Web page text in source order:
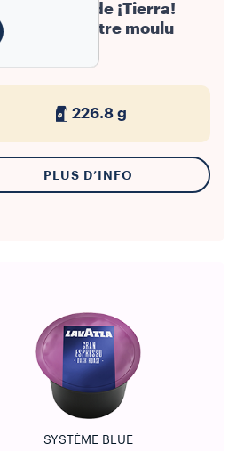
La Reserva de ¡Tierra!
Colombia filtre moulu
226.8 g
PLUS D’INFO
SYSTÈME BLUE